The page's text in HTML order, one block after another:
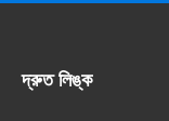
দ্রুত লিঙ্ক